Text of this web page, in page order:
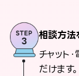
相談方法
チャット
だけます。